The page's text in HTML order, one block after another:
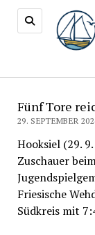
Fünf Tore
29. SEPTEMBER
Hooksiel (29.
Zuschauer
Friesische
Südkreis mit